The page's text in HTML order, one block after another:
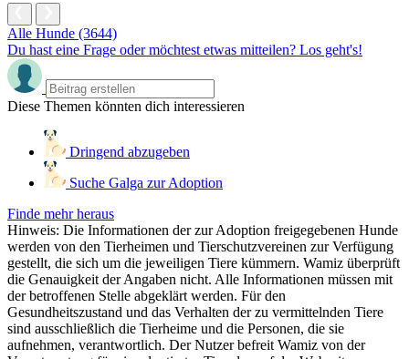
Alle Hunde (3644)
Du hast eine Frage oder möchtest etwas mitteilen? Los geht's!
Diese Themen könnten dich interessieren
Dringend abzugeben
Suche Galga zur Adoption
Finde mehr heraus
Hinweis: Die Informationen der zur Adoption freigegebenen Hunde
werden von den Tierheimen und Tierschutzvereinen zur Verfügung
gestellt, die sich um die jeweiligen Tiere kümmern. Wamiz überprüft
die Genauigkeit der Angaben nicht. Alle Informationen müssen mit
der betroffenen Stelle abgeklärt werden. Für den
Gesundheitszustand und das Verhalten der zu vermittelnden Tiere
sind ausschließlich die Tierheime und die Personen, die sie
aufnehmen, verantwortlich. Der Nutzer befreit Wamiz von der